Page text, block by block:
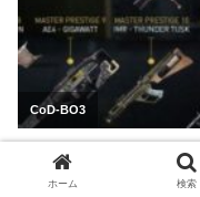
ホーム 検索